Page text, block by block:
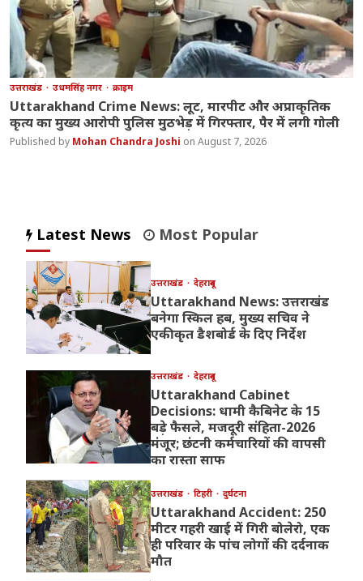
उत्तराखंड उधमसिंह नगर क्राइम
Uttarakhand Crime News: लूट, मारपीट और अप्राकृतिक
कृत्य का मुख्य आरोपी पुलिस मुठभेड़ में गिरफ्तार, पैर में लगी गोली
Mohan Chandra Joshi August 7, 2026
Latest News Most Popular
उत्तराखंड देहरादून
Uttarakhand News: उत्तराखंड
बनेगा स्किल हब, मुख्य सचिव ने
एकीकृत डैशबोर्ड के दिए निर्देश
उत्तराखंड देहरादून
Uttarakhand Cabinet
Decisions: धामी कैबिनेट के 15
बड़े फैसले, मजदूरी संहिता-2026
मंजूर; छंटनी कर्मचारियों की वापसी
का रास्ता साफ
उत्तराखंड टिहरी दुर्घटना
Uttarakhand Accident: 250
मीटर गहरी खाई में गिरी बोलेरो, एक
ही परिवार के पांच लोगों की दर्दनाक
मौत